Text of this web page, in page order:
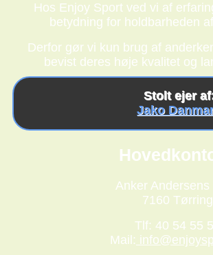
Hos Enjoy Sport ved vi af
betydning for holdbarheden
Derfor gør vi kun brug af
bevist deres høje kvalitet og
Stolt ejer
Jako
Anker Andersens
7160 Tørring
Tlf: 40 54 55
Mail: